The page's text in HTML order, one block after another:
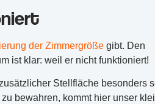
der Zimmergrößegibt. Den
ist klar: weil er nicht funktioniert!
Stellfläche besonders
bewahren, kommt hier unser